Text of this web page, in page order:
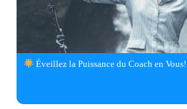
Éveillez la Puissance du Coach en Vous!